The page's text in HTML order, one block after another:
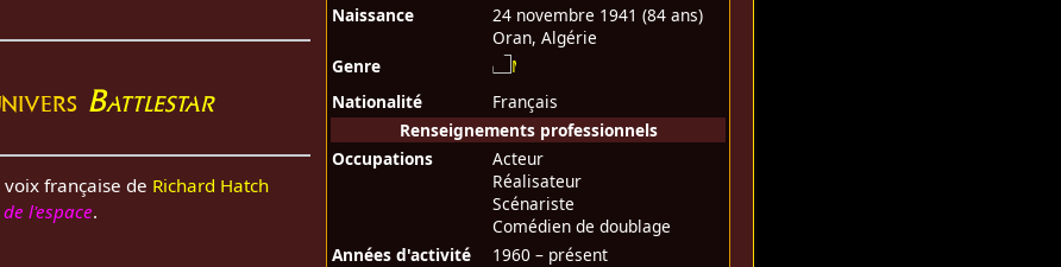
Naissance
24 novembre 1941 (84 ans)
Oran, Algérie
Genre
Nationalité
Français
Renseignements professionnels
Occupations
Acteur
Réalisateur
Scénariste
Comédien de doublage
Années d'activité
1960 – présent
Battlestar
voix française de Richard Hatch
l'espace.